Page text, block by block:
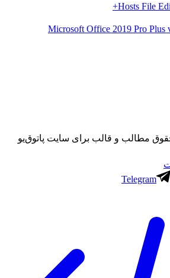
Hosts File
مطالب و قالب برای سایت پاتوق‌یو
Telegram